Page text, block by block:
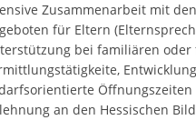
Zusammenarbeit mit
für Eltern
bei familiären oder
Öffnungszeiten
an den Hessischen